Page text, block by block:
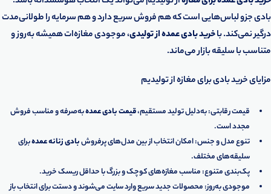
بادی جزو لباس‌هایی است که هم فروش سریع دارد و هم سرمایه را طولانی‌مدت
درگیر نمی‌کند. باخرید بادی عمده از تولیدی، موجودی مغازه‌ات همیشه به‌روز و
متناسب با سلیقه بازار می‌ماند.
مزایای خرید بادی برای مغازه از تولیدیم
قیمت رقابتی: به‌دلیل تولید مستقیم،قیمت بادی عمدهبه‌صرفه و مناسب فروش
مجدد است.
تنوع مدل و جنس: امکان انتخاب از بین مدل‌های پرفروشبادی زنانه عمدهبرای
سلیقه‌های مختلف.
پک‌بندی متنوع: مناسب مغازه‌های کوچک و بزرگ با حداقل ریسک خرید.
موجودی به‌روز: محصولات جدید سریع وارد سایت می‌شوند و دستت برای انتخاب باز